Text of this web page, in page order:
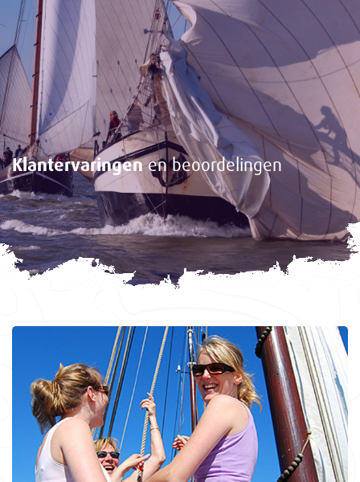
Klantervaringenen beoordelingen
9,6
Gasten
geven
ons een
3057
ervaringen